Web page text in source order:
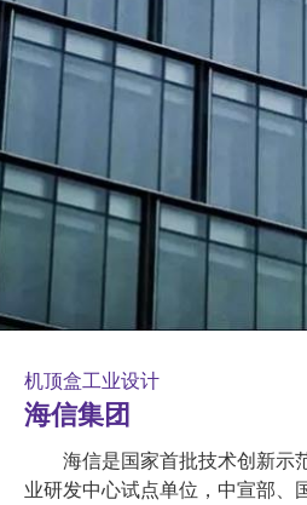
中文
机顶盒工业设计
海信集团
海信是国家首批技术创新示
业研发中心试点单位，中宣部、